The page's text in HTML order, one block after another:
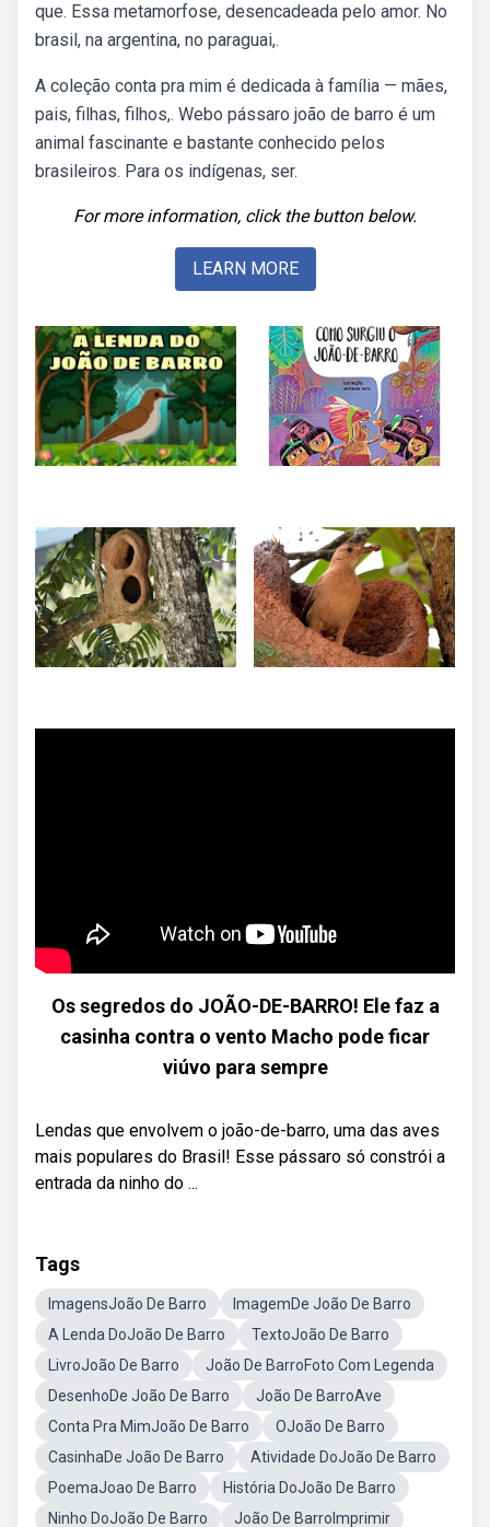
que. Essa metamorfose, desencadeada pelo amor. No
brasil, na argentina, no paraguai,.
A coleção conta pra mim é dedicada à família — mães,
pais, filhas, filhos,. Webo pássaro joão de barro é um
animal fascinante e bastante conhecido pelos
brasileiros. Para os indígenas, ser.
For more information, click the button below.
LEARN MORE
Os segredos do JOÃO-DE-BARRO! Ele faz a
casinha contra o vento Macho pode ficar
viúvo para sempre
Lendas que envolvem o joão-de-barro, uma das aves
mais populares do Brasil! Esse pássaro só constrói a
entrada da ninho do ...
Tags
ImagensJoão De Barro
ImagemDe João De Barro
A Lenda DoJoão De Barro
TextoJoão De Barro
LivroJoão De Barro
João De BarroFoto Com Legenda
DesenhoDe João De Barro
João De BarroAve
Conta Pra MimJoão De Barro
OJoão De Barro
CasinhaDe João De Barro
Atividade DoJoão De Barro
PoemaJoao De Barro
História DoJoão De Barro
Ninho DoJoão De Barro
João De BarroImprimir